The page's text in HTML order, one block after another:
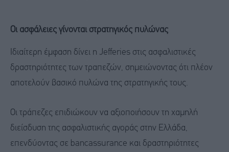
Οι ασφάλειες γίνονται στρατηγικός πυλώνας
Ιδιαίτερη έμφαση δίνει η Jefferies στις ασφαλιστικές
δραστηριότητες των τραπεζών, σημειώνοντας ότι πλέον
αποτελούν βασικό πυλώνα της στρατηγικής τους.
Οι τράπεζες επιδιώκουν να αξιοποιήσουν τη χαμηλή
διείσδυση της ασφαλιστικής αγοράς στην Ελλάδα,
επενδύοντας σε bancassurance και δραστηριότητες